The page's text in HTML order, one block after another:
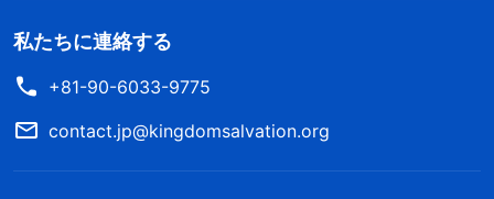
ります」（『終わりの日のキリスト講話集』の「自分の
真心を神に捧げると真理を得ることができる」）
いらっしゃる。そうした人は何事も神の吟味を受け
私たちに連絡する
+81-90-6033-9775
contact.jp@kingdomsalvation.org